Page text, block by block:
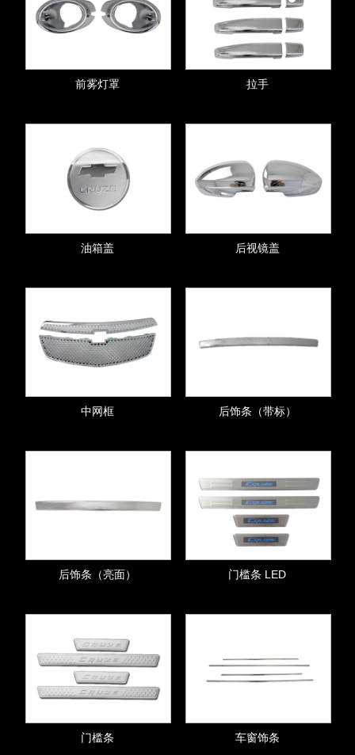
前雾灯罩 拉手
油箱盖 后视镜盖
中网框 后饰条（带标）
后饰条（亮面） 门槛条 LED
门槛条 车窗饰条